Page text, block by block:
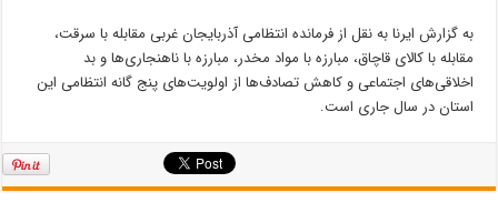
به گزارش ایرنا به نقل از فرمانده انتظامی آذربایجان غربی مقابله با سرقت،
مقابله با کالای قاچاق، مبارزه با مواد مخدر، مبارزه با ناهنجاری‌ها و بد
اخلاقی‌های اجتماعی و کاهش تصادف‌ها از اولویت‌های پنج گانه انتظامی این
استان در سال جاری است.